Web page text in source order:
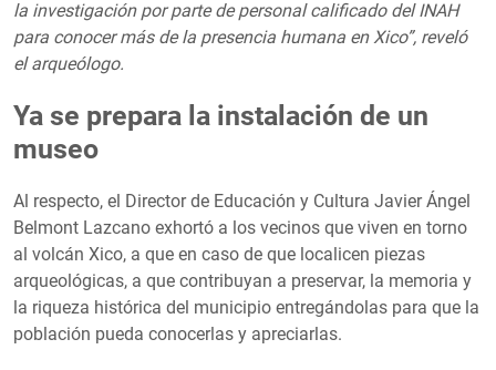
la investigación por parte de personal calificado del INAH
para conocer más de la presencia humana en Xico”, reveló
el arqueólogo.
Ya se prepara la instalación de un
museo
Al respecto, el Director de Educación y Cultura Javier Ángel
Belmont Lazcano exhortó a los vecinos que viven en torno
al volcán Xico, a que en caso de que localicen piezas
arqueológicas, a que contribuyan a preservar, la memoria y
la riqueza histórica del municipio entregándolas para que la
población pueda conocerlas y apreciarlas.